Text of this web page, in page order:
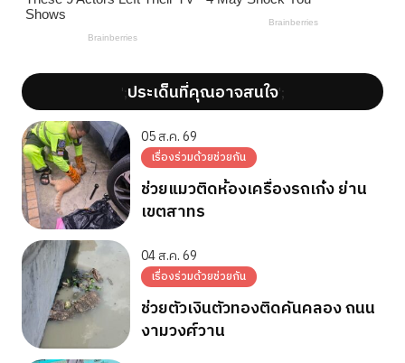
';ประเด็นที่คุณอาจสนใจ';
05 ส.ค. 69
เรื่องร่วมด้วยช่วยกัน
ช่วยแมวติดห้องเครื่องรถเก๋ง ย่าน
เขตสาทร
04 ส.ค. 69
เรื่องร่วมด้วยช่วยกัน
ช่วยตัวเงินตัวทองติดคันคลอง ถนน
งามวงศ์วาน